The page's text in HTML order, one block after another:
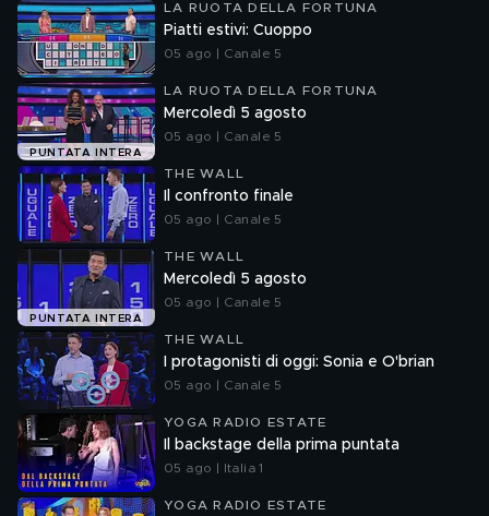
LA RUOTA DELLA FORTUNA
Piatti estivi: Cuoppo
05 ago | Canale 5
PUNTATA INTERA
LA RUOTA DELLA FORTUNA
Mercoledì 5 agosto
05 ago | Canale 5
THE WALL
Il confronto finale
05 ago | Canale 5
PUNTATA INTERA
THE WALL
Mercoledì 5 agosto
05 ago | Canale 5
THE WALL
I protagonisti di oggi: Sonia e O'brian
05 ago | Canale 5
YOGA RADIO ESTATE
Il backstage della prima puntata
05 ago | Italia 1
YOGA RADIO ESTATE